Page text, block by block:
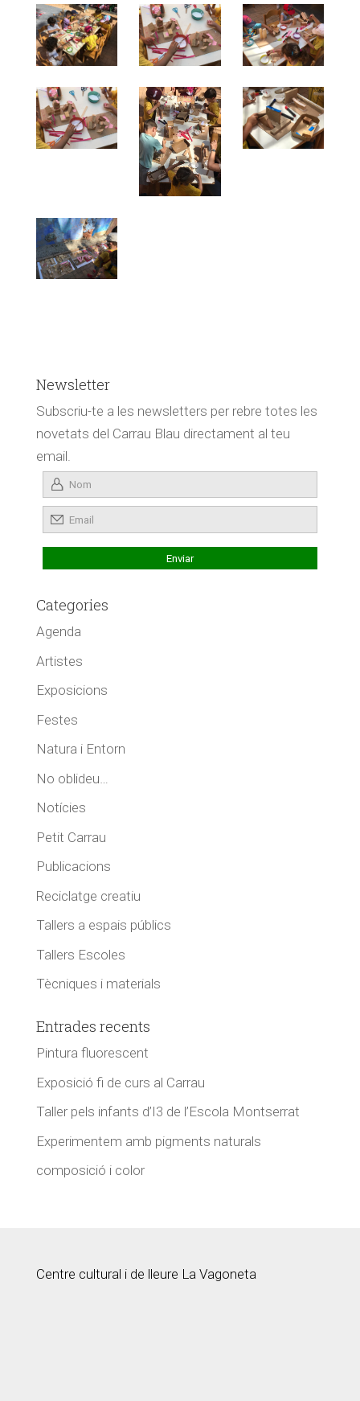
Newsletter
Subscriu-te a les newsletters per rebre totes les
novetats del Carrau Blau directament al teu
email.
Categories
Agenda
Artistes
Exposicions
Festes
Natura i Entorn
No oblideu…
Notícies
Petit Carrau
Publicacions
Reciclatge creatiu
Tallers a espais públics
Tallers Escoles
Tècniques i materials
Entrades recents
Pintura fluorescent
Exposició fi de curs al Carrau
Taller pels infants d’I3 de l’Escola Montserrat
Experimentem amb pigments naturals
composició i color
Centre cultural i de lleure La Vagoneta